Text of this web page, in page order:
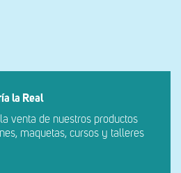
la Real
venta de nuestros productos
maquetas, cursos y talleres